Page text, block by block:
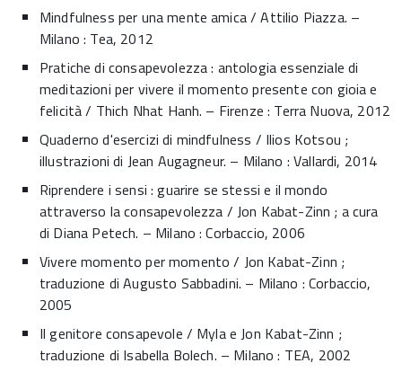
Mindfulness per una mente amica / Attilio Piazza. –
Milano : Tea, 2012
Pratiche di consapevolezza : antologia essenziale di
meditazioni per vivere il momento presente con gioia e
felicità / Thich Nhat Hanh. – Firenze : Terra Nuova, 2012
Quaderno d'esercizi di mindfulness / Ilios Kotsou ;
illustrazioni di Jean Augagneur. – Milano : Vallardi, 2014
Riprendere i sensi : guarire se stessi e il mondo
attraverso la consapevolezza / Jon Kabat-Zinn ; a cura
di Diana Petech. – Milano : Corbaccio, 2006
Vivere momento per momento / Jon Kabat-Zinn ;
traduzione di Augusto Sabbadini. – Milano : Corbaccio,
2005
Il genitore consapevole / Myla e Jon Kabat-Zinn ;
traduzione di Isabella Bolech. – Milano : TEA, 2002